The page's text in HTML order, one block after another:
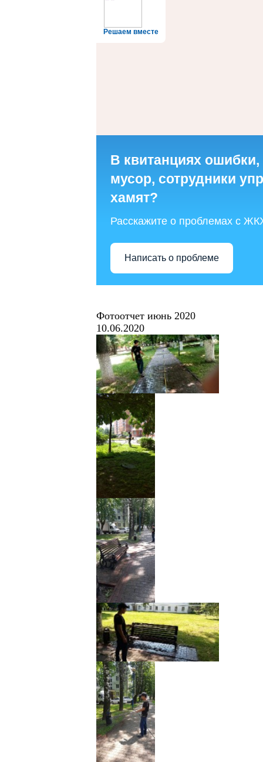
Решаем вместе
В квитанциях
мусор, сотрудники
хамят?
Расскажите о проблемах с
Написать о проблеме
Фотоотчет июнь 2020
10.06.2020